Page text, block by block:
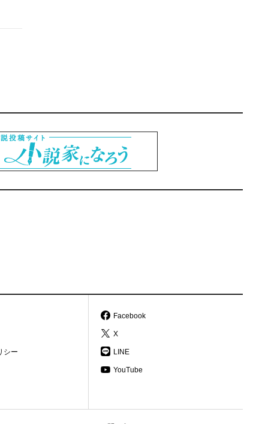
シー
Facebook
X
LINE
YouTube